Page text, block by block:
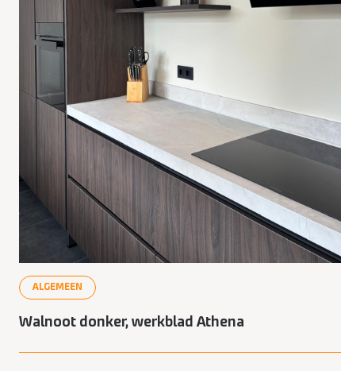
ALGEMEEN
Walnoot donker, werkblad Athena